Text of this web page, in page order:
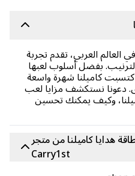
العربي، تقدم تجربة
بفضل أسلوب لعبها
كاميلنا شهرة واسعة
نستكشف مزايا لعب
وكيف يمكنك تحسين
كاميلنا من متجر
Carry1st